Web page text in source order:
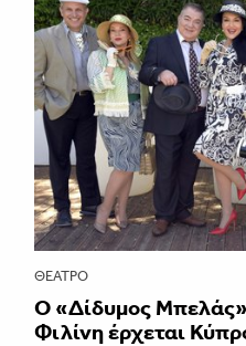
ΘΈΑΤΡΟ
Ο «Δίδυμος
Φιλίνη έρχεται